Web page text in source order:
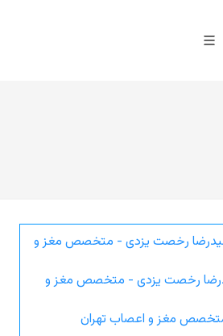
رخصت یزدی - متخصص مغز و
رخصت یزدی - متخصص مغز و
مغز و اعصاب تهران